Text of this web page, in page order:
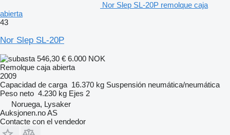
Nor Slep SL-20P remolque caja
abierta
43
Nor Slep SL-20P
546,30 € 6.000 NOK
Remolque caja abierta
2009
Capacidad de carga 16.370 kg Suspensión neumática/neumática
Peso neto 4.230 kg Ejes 2
Noruega, Lysaker
Auksjonen.no AS
Contacte con el vendedor